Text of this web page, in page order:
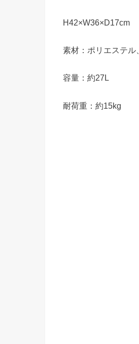
H42×W36×D17cm
素材：ポリエステル
容量：約27L
耐荷重：約15kg